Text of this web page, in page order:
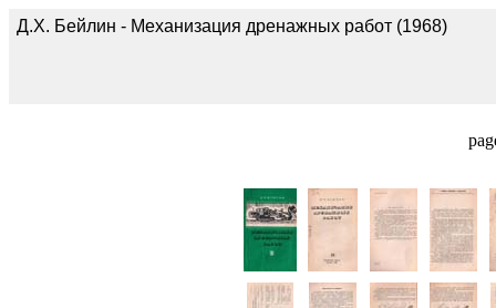
Д.Х. Бейлин - Механизация дренажных работ (1968)